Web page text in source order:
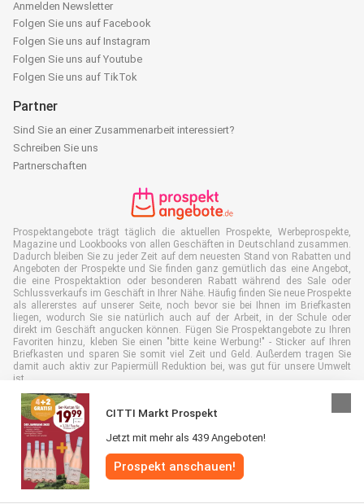
CITTI Markt Prospekt
Jetzt mit mehr als 439 Angeboten!
Prospekt anschauen!
Anmelden Newsletter
Folgen Sie uns auf Facebook
Folgen Sie uns auf Instagram
Folgen Sie uns auf Youtube
Folgen Sie uns auf TikTok
Partner
Sind Sie an einer Zusammenarbeit interessiert?
Schreiben Sie uns
Partnerschaften
Prospektangebote trägt täglich die aktuellen Prospekte, Werbeprospekte,
Magazine und Lookbooks von allen Geschäften in Deutschland zusammen.
Dadurch bleiben Sie zu jeder Zeit auf dem neuesten Stand von Rabatten und
Angeboten der Prospekte und Sie finden ganz gemütlich das eine Angebot,
die eine Prospektaktion oder besonderen Rabatt während des Sale oder
Schlussverkaufs im Geschäft in Ihrer Nähe. Häufig finden Sie neue Prospekte
als allererstes auf unserer Seite, noch bevor sie bei Ihnen im Briefkasten
liegen, wodurch Sie sie natürlich auch auf der Arbeit, in der Schule oder
direkt im Geschäft angucken können. Fügen Sie Prospektangebote zu Ihren
Favoriten hinzu, kleben Sie einen "bitte keine Werbung!" - Sticker auf Ihren
Briefkasten und sparen Sie somit viel Zeit und Geld. Außerdem tragen Sie
damit auch aktiv zur Papiermüll Reduktion bei, was gut für unsere Umwelt
ist.
Alle Rechte vorbehalten © Prospektangebote.de 2026 |
|Allgemeine Geschäftsbedingungen |Datenschutzerklärung